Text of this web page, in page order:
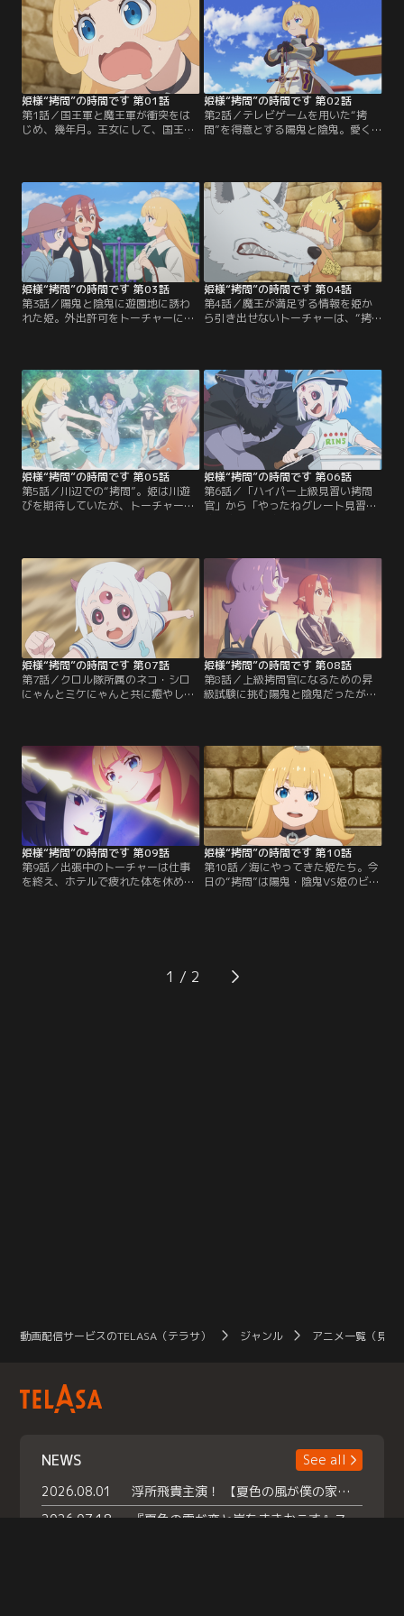
姫様“拷問”の時間です 第01話
第1話／国王軍と魔王軍が衝突をは
じめ、幾年月。王女にして、国王軍
ャー・トルチュールは、王国の秘密
を聞き出すべく、姫への“拷問”を開
始する。次々と繰り出される苛烈
な“拷問”に屈することなく、姫は秘
密を守り通す事が出来るのであろう
か…？【提供：バンダイチャンネ
ル】
姫様“拷問”の時間です 第02話
第2話／テレビゲームを用いた“拷
問”を得意とする陽鬼と陰鬼。愛く
豊かな拷問官たちによる“拷問”が姫
に牙を剥く。トーチャーは「ゴリラ
のマーチ」を用いた“拷問”を始める
が、姫には「ゴリラのマーチ」にま
つわる思い出があるようで…。【提
供：バンダイチャンネル】
姫様“拷問”の時間です 第03話
第3話／陽鬼と陰鬼に遊園地に誘わ
れた姫。外出許可をトーチャーに求
えは？さらに、姫の前に魔王の一人
娘であるマオマオちゃんが現れる。
マオマオちゃんから繰り出され
る“拷問”に敢え無く屈してしまう姫
の元に、ある人物が救援に駆け付け
た。【提供：バンダイチャンネル】
姫様“拷問”の時間です 第04話
第4話／魔王が満足する情報を姫か
ら引き出せないトーチャーは、“拷
トーチャーが繰り出す一手は如何
に。新たに現れた拷問官、武器職人
のギルガによる“拷問”相手は姫では
なくエクスだった！ エクスは姫の二
の舞いにならず、王国の秘密を守り
通せるのか！？【提供：バンダイチ
ャンネル】
姫様“拷問”の時間です 第05話
第5話／川辺での“拷問”。姫は川遊
びを期待していたが、トーチャーが
の“拷問”でトーチャーの手腕が発揮
される。他にも、ジャイアントと行
く初めてのサウナや、陽鬼発案の学
校を使った肝試しで、夏らしい“拷
問”を堪能する姫。しかし肝試しの
当日…。【提供：バンダイチャンネ
ル】
姫様“拷問”の時間です 第06話
第6話／「ハイパー上級見習い拷問
官」から「やったねグレート見習い
魔王にお願いしたご褒美とは？一
方、姫への“拷問”は月に一度の健康
診断でお休み。魔王軍の手厚い福利
厚生に驚くエクスをよそに、採血の
準備をするトーチャーだったが、姫
の様子がなにやらおかしくて…？
【提供：バンダイチャンネル】
姫様“拷問”の時間です 第07話
第7話／クロル隊所属のネコ・シロ
にゃんとミケにゃんと共に癒やし
は屈し続ける。時を同じく、マオマ
オちゃんの応援をするため運動会に
参加していた魔王は、姫との直接対
決の舞台を用意していた。運動会で
行われた決戦とは--。【提供：バン
ダイチャンネル】
姫様“拷問”の時間です 第08話
第8話／上級拷問官になるための昇
級試験に挑む陽鬼と陰鬼だったが、
スを求めることに。ときに、姫の前
に新たな拷問官が現れる。彼女は魔
王軍の中で最も残忍酷薄な吸血鬼一
族、ペシュッツ家の娘、バニラ・ペ
シュッツ！【提供：バンダイチャン
ネル】
姫様“拷問”の時間です 第09話
第9話／出張中のトーチャーは仕事
を終え、ホテルで疲れた体を休めて
ゃんが家族でクッキー作りに挑戦！
初めてのクッキー作りに、「上手に
姫様“拷問”の時間です 第10話
第10話／海にやってきた姫たち。今
日の“拷問”は陽鬼・陰鬼VS姫のビー
門2年連続優勝者。果たして、勝敗
の行方は。かたや魔王城には、姫を
1
動画配信サービスのTELASA（テラサ） ジャンル アニメ一覧（見放
NEWS
See all
2026.08.01
浮所飛貴主演！ 【夏色の風が僕の家にやってきた】 本日よりテラサで独占配信スタート！
2026.07.18
『夏色の雲が恋と嵐をまきおこす』スペシャルメイキング 【Part1】2026年７月18日（土）23時30分～配信スタート！話題のシーンの裏側を大公開！豪華キャスト大集合！ 『武宮家 真夏の家族会議』開催！